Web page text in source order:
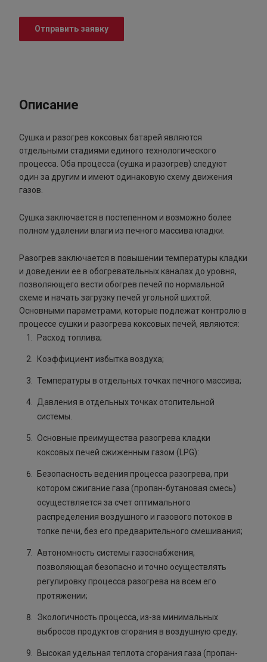
Отправить заявку
Описание
Сушка и разогрев коксовых батарей являются
отдельными стадиями единого технологического
процесса. Оба процесса (сушка и разогрев) следуют
один за другим и имеют одинаковую схему движения
газов.
Сушка заключается в постепенном и возможно более
полном удалении влаги из печного массива кладки.
Разогрев заключается в повышении температуры кладки
и доведении ее в обогревательных каналах до уровня,
позволяющего вести обогрев печей по нормальной
схеме и начать загрузку печей угольной шихтой.
Основными параметрами, которые подлежат контролю в
процессе сушки и разогрева коксовых печей, являются:
Расход топлива;
Коэффициент избытка воздуха;
Температуры в отдельных точках печного массива;
Давления в отдельных точках отопительной
системы.
Основные преимущества разогрева кладки
коксовых печей сжиженным газом (LPG):
Безопасность ведения процесса разогрева, при
котором сжигание газа (пропан-бутановая смесь)
осуществляется за счет оптимального
распределения воздушного и газового потоков в
топке печи, без его предварительного смешивания;
Автономность системы газоснабжения,
позволяющая безопасно и точно осуществлять
регулировку процесса разогрева на всем его
протяжении;
Экологичность процесса, из-за минимальных
выбросов продуктов сгорания в воздушную среду;
Высокая удельная теплота сгорания газа (пропан-